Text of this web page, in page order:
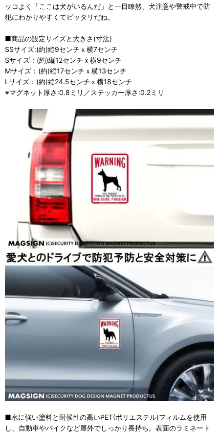
ッコよく「ここは犬がいるんだ」と一目瞭然、犬注意や警戒中で防
犯にわかりやすくてピッタリだね。
■商品の設定サイズと大きさ(寸法)
SSサイズ:(約)縦9センチｘ横7センチ
Sサイズ：(約)縦12センチｘ横9センチ
Mサイズ：(約)縦17センチｘ横13センチ
Lサイズ：(約)縦24.5センチｘ横18センチ
※マグネット厚さ:0.8ミリ／ステッカー厚さ:0.2ミリ
■水に強い塗料と耐候性の高いPET(ポリエステル)フィルムを使用
し、自動車やバイクなど屋外でしっかり長持ち。表面のラミネート